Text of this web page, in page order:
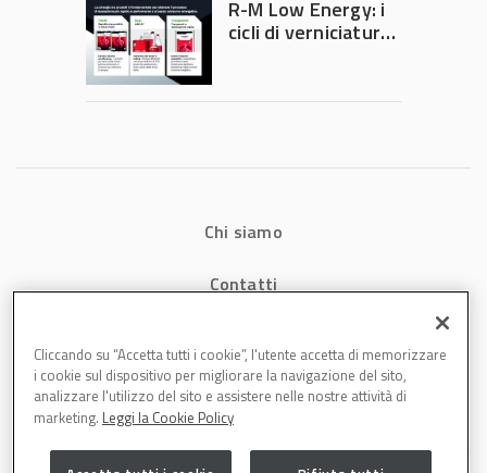
di precisione
R-M Low Energy: i
cicli di verniciatura
tempi e costi in
Chi siamo
Contatti
Cookies
Cliccando su “Accetta tutti i cookie”, l'utente accetta di memorizzare
i cookie sul dispositivo per migliorare la navigazione del sito,
analizzare l'utilizzo del sito e assistere nelle nostre attività di
marketing. Leggi la Cookie Policy